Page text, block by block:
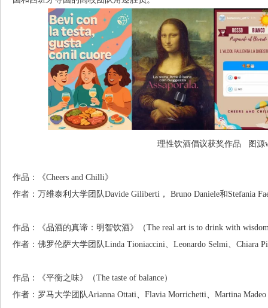
理性饮酒倡议获奖作品 图源
作品：《Cheers and Chilli》
作者：万维泰利大学团队Davide Giliberti， Bruno Daniele和Stefania
作品：《品酒的真谛：明智饮酒》（The real art is to drink with
作者：佛罗伦萨大学团队Linda Tioniaccini、Leonardo Selmi、Chiara
作品：《平衡之味》（The taste of balance）
作者：罗马大学团队Arianna Ottati、Flavia Morrichetti、Martina Madeo